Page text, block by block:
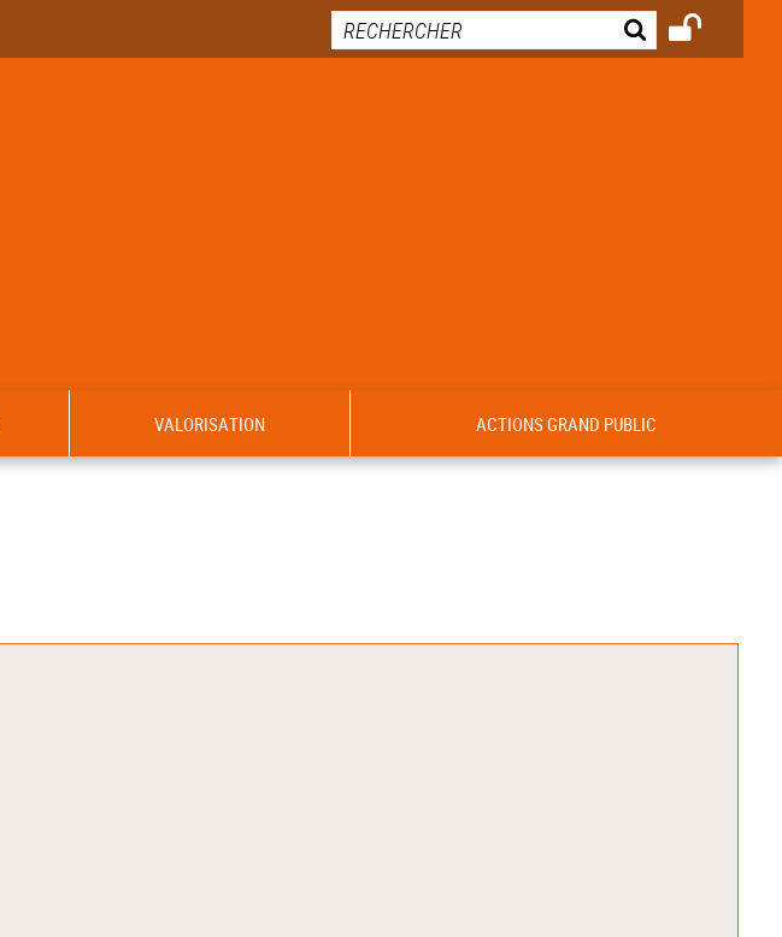
VALORISATION ACTIONS GRAND PUBLIC